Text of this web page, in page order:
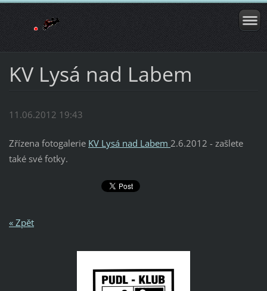
KV Lysá nad Labem
11.06.2012 19:43
Zřízena fotogalerie KV Lysá nad Labem 2.6.2012 - zašlete
také své fotky.
« Zpět